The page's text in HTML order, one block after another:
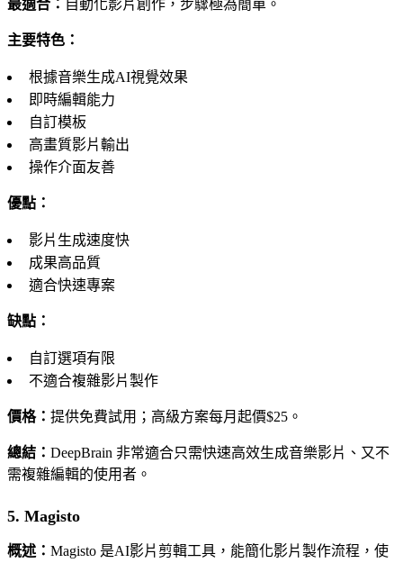
最適合： 自動化影片創作，步驟極為簡單。
主要特色：
根據音樂生成AI視覺效果
即時編輯能力
自訂模板
高畫質影片輸出
操作介面友善
優點：
影片生成速度快
成果高品質
適合快速專案
缺點：
自訂選項有限
不適合複雜影片製作
價格： 提供免費試用；高級方案每月起價$25。
總結： DeepBrain 非常適合只需快速高效生成音樂影片、又不
需複雜編輯的使用者。
5. Magisto
概述： Magisto 是AI影片剪輯工具，能簡化影片製作流程，使